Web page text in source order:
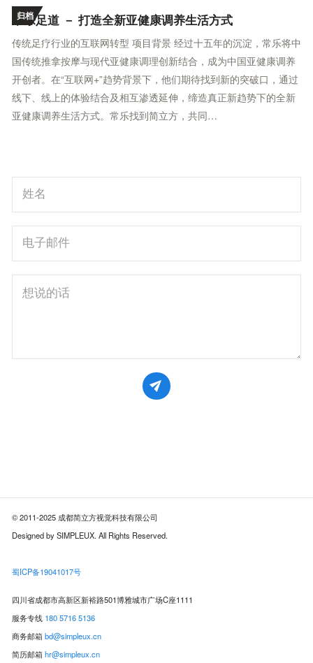
归档
常乐足道 － 打造全新亚健康调养生活方式
传统足疗行业的互联网转型 项目背景 经过十五年的沉淀，常乐将中
国传统推拿按摩与现代亚健康调理创新结合，成为中国亚健康调养
开创者。在“互联网+”趋势背景下，他们期待找到新的突破口，通过
线下、线上的体验结合及相互渗透延伸，缔造真正新趋势下的全新
亚健康调养生活方式。常乐找到简立方，共同…
© 2011-2025 成都简立方视觉科技有限公司
Designed by SIMPLEUX. All Rights Reserved.
蜀ICP备19041017号
四川省成都市高新区新裕路501博雅城市广场C座1111
服务专线 180 5716 5136
商务邮箱bd@simpleux.cn
简历邮箱hr@simpleux.cn